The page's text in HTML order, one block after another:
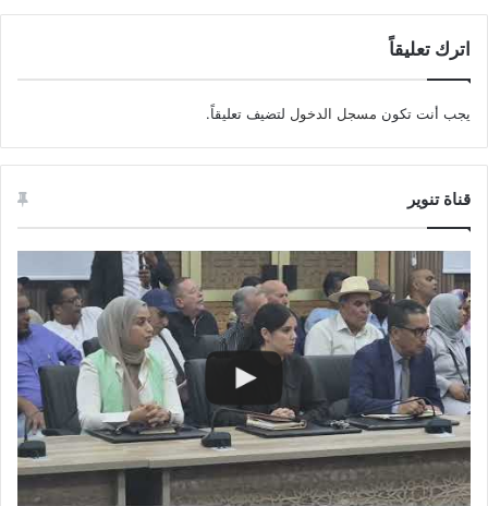
اترك تعليقاً
يجب أنت تكون مسجل الدخول لتضيف تعليقاً.
قناة تنوير